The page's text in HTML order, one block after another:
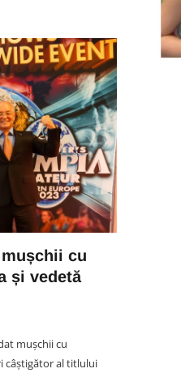
cu
și vedetă
mușchii cu
câștigător al titlului